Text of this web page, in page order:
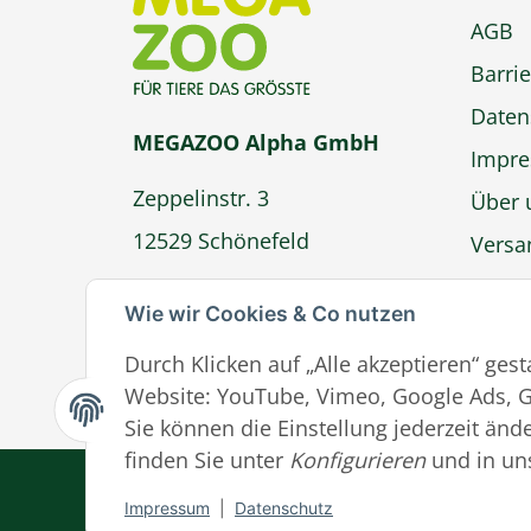
Wie wir Cookies & Co nutzen
Durch Klicken auf „Alle akzeptieren“
Website: YouTube, Vimeo, Google Ads,
Sie können die Einstellung jederzeit
finden Sie unter Konfigurierenund in
Impressum Datenschutz
MEGAZOO Alpha GmbH
Zeppelinstr. 3
12529 Schönefeld
AGB
Über